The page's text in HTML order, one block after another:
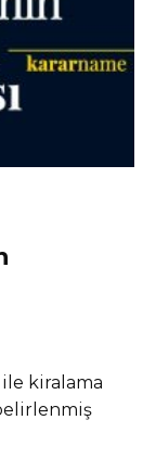
kiralama